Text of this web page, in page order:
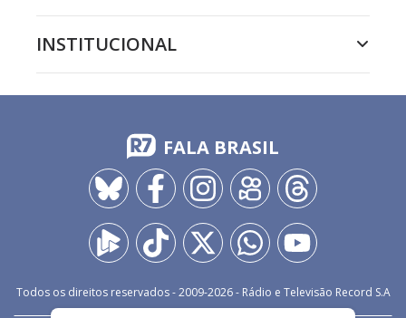
INSTITUCIONAL
FALA BRASIL
Todos os direitos reservados - 2009-2026- Rádio e Televisão Record S.A